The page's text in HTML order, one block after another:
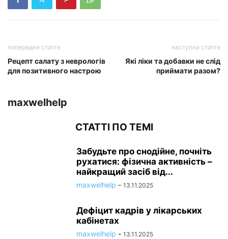
попередня стаття
Рецепт салату з неврологів
для позитивного настрою
наступна стаття
Які ліки та добавки не слід
приймати разом?
maxwelhelp
СТАТТІ ПО ТЕМІ
Забудьте про снодійне, почніть
рухатися: фізична активність –
найкращий засіб від...
maxwelhelp - 13.11.2025
Дефіцит кадрів у лікарських
кабінетах
maxwelhelp - 13.11.2025